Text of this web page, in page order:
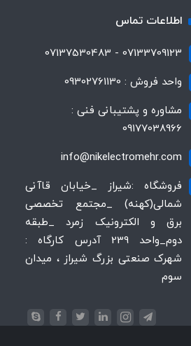
اطلاعات تماس
07133709123 - 07137530483
واحد فروش : 09302761130
مشاوره و پشتیبانی فنی :
09177038966
info@nikelectromehr.com
فروشگاه :شیراز _خیابان قاآنی
شمالی(کهنه) _مجتمع تخصصی
برق و الکترونیک زمرد _طبقه
دوم_واحد 239 آدرس کارگاه :
شهرک صنعتی بزرگ شیراز ، میدان
سوم